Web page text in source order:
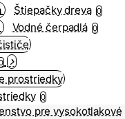
Štiepačky dreva 0
Vodné čerpadlá 0
0